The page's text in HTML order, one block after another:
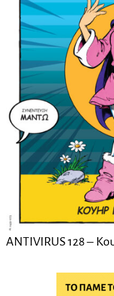
ANTIVIRUS 128 –